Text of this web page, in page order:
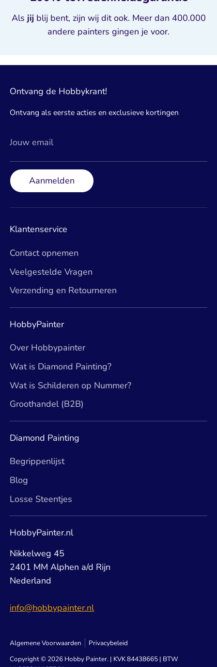
Als jij blij bent, zijn wij dit ook. Meer dan 400.000
andere painters gingen je voor.
Ontvang de Hobbykrant!
Ontvang als eerste acties en exclusieve kortingen
Jouw email
Aanmelden
Klantenservice
Contact opnemen
Veelgestelde Vragen
Verzending en Retourneren
HobbyPainter
Over Hobbypainter
Wat is Diamond Painting?
Wat is Schilderen op Nummer?
Groothandel (B2B)
Diamond Painting
Begrippenlijst
Blog
Losse Steentjes
HobbyPainter.nl
Nikkelweg 45
2401 MM Alphen a/d Rijn
Nederland
info@hobbypainter.nl
Algemene Voorwaarden
Privacybeleid
Copyright © 2026 Hobby Painter. | KVK 84438665 | BTW